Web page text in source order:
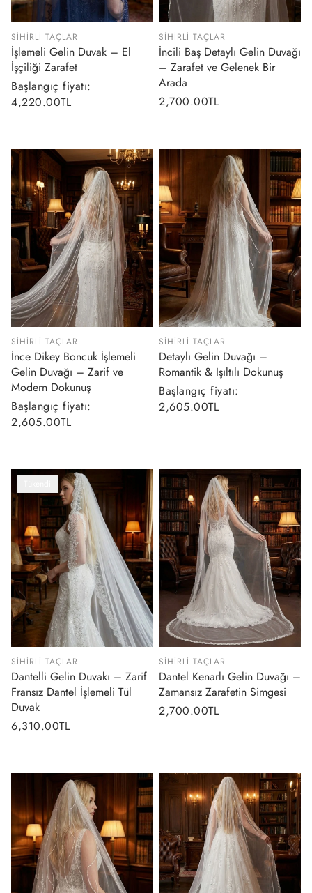
SIHIRLI TAÇLAR
İşlemeli Gelin Duvak – El
İşçiliği Zarafet
Normal
fiyat
Başlangıç fiyatı:
4,220.00TL
SIHIRLI TAÇLAR
İncili Baş Detaylı Gelin Duvağı
– Zarafet ve Gelenek Bir
Arada
Normal
2,700.00TL
SIHIRLI TAÇLAR
İnce Dikey Boncuk İşlemeli
Gelin Duvağı – Zarif ve
Modern Dokunuş
Normal
fiyat
Başlangıç fiyatı:
2,605.00TL
SIHIRLI TAÇLAR
Detaylı Gelin Duvağı –
Romantik & Işıltılı Dokunuş
Normal
fiyat
Başlangıç fiyatı:
2,605.00TL
SIHIRLI TAÇLAR
Dantelli Gelin Duvakı – Zarif
Fransız Dantel İşlemeli Tül
Duvak
Normal
6,310.00TL
SIHIRLI TAÇLAR
Dantel Kenarlı Gelin Duvağı –
Zamansız Zarafetin Simgesi
Normal
2,700.00TL